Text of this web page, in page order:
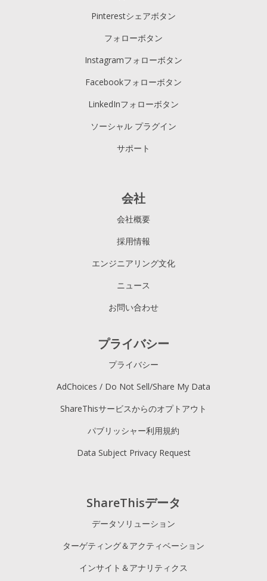
Pinterestシェアボタン
フォローボタン
Instagramフォローボタン
Facebookフォローボタン
LinkedInフォローボタン
ソーシャル プラグイン
サポート
ShareThisデータ
データソリューション
ターゲティング＆アクティベーション
インサイト＆アナリティクス
会社
会社概要
採用情報
エンジニアリング文化
ニュース
お問い合わせ
プライバシー
プライバシー
AdChoices / Do Not Sell/Share My Data
ShareThisサービスからのオプトアウト
パブリッシャー利用規約
Data Subject Privacy Request